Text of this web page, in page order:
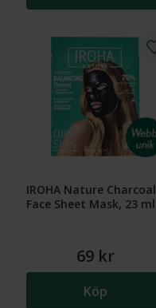
IROHA Nature Charcoal
Face Sheet Mask, 23 ml
69 kr
Köp